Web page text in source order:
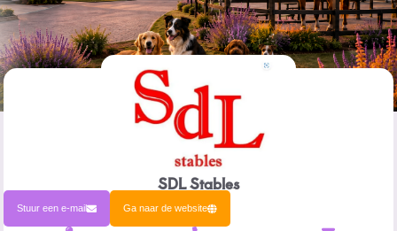
SDL Stables
Stuur een e-mail Ga naar de website